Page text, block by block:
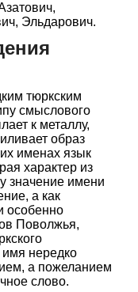
Эльдарович.
тюркским
смыслового
к металлу,
образ
именах язык
характер из
значение имени
а как
особенно
Поволжья,
имя нередко
а пожеланием
слово.